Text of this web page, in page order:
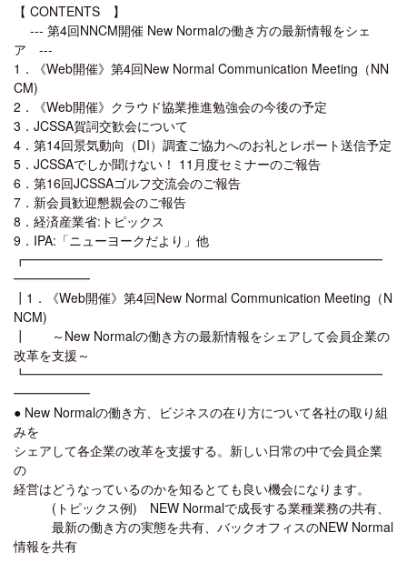
【 CONTENTS 】
--- 第4回NNCM開催 New Normalの働き方の最新情報をシェ
ア ---
1．《Web開催》第4回New Normal Communication Meeting（NN
CM)
2．《Web開催》クラウド協業推進勉強会の今後の予定
3．JCSSA賀詞交歓会について
4．第14回景気動向（DI）調査ご協力へのお礼とレポート送信予定
5．JCSSAでしか聞けない！ 11月度セミナーのご報告
6．第16回JCSSAゴルフ交流会のご報告
7．新会員歓迎懇親会のご報告
8．経済産業省:トピックス
9．IPA:「ニューヨークだより」他
┏━━━━━━━━━━━━━━━━━━━━━━━━━━━━
━━━━━━
┃1．《Web開催》第4回New Normal Communication Meeting（N
NCM)
┃ ～New Normalの働き方の最新情報をシェアして会員企業の
改革を支援～
┗━━━━━━━━━━━━━━━━━━━━━━━━━━━━
━━━━━━
● New Normalの働き方、ビジネスの在り方について各社の取り組
みを
シェアして各企業の改革を支援する。新しい日常の中で会員企業
の
経営はどうなっているのかを知るとても良い機会になります。
(トピックス例) NEW Normalで成長する業種業務の共有、
最新の働き方の実態を共有、バックオフィスのNEW Normal
情報を共有